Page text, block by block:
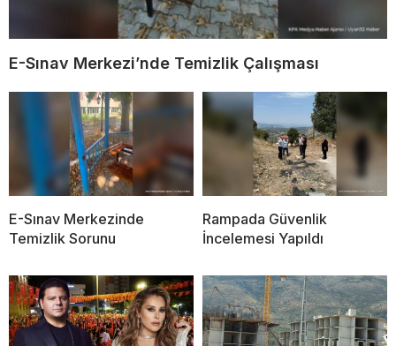
E-Sınav Merkezi’nde Temizlik Çalışması
E-Sınav Merkezinde
Temizlik Sorunu
Rampada Güvenlik
İncelemesi Yapıldı